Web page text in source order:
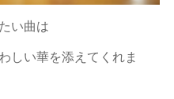
い曲は
しい華を添えてくれま